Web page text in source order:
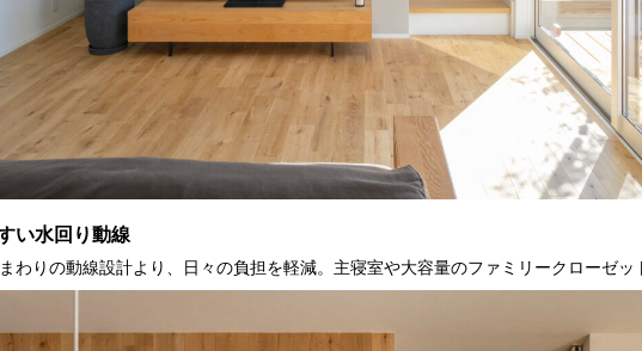
い水回り動線
わりの動線設計より、日々の負担を軽減。主寝室や大容量のファミリークローゼッ